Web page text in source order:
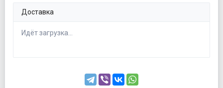
Доставка
Идёт загрузка...